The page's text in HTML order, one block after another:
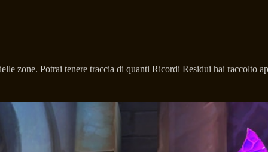
zone. Potrai tenere traccia di quanti Ricordi Residui hai raccolto